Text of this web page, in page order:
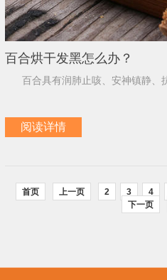
百合烘干发黑怎么办？
百合具有润肺止咳、安神镇静、
阅读详情
首页 上一页 2 3 4
下一页